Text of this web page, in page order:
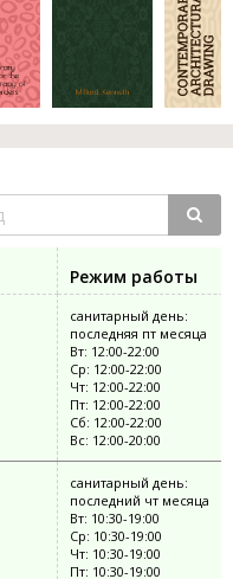
Режим работы
санитарный день:
последняя пт месяца
Вт: 12:00-22:00
Ср: 12:00-22:00
Чт: 12:00-22:00
Пт: 12:00-22:00
Сб: 12:00-22:00
Вс: 12:00-20:00
санитарный день:
последний чт месяца
Вт: 10:30-19:00
Ср: 10:30-19:00
Чт: 10:30-19:00
Пт: 10:30-19:00